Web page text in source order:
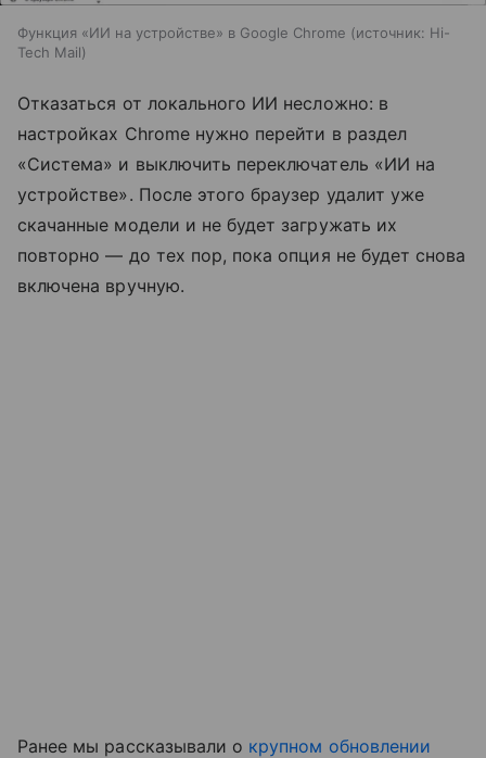
Функция «ИИ на устройстве» в Google Chrome источник: Hi-
Tech Mail
Отказаться от локального ИИ несложно: в
настройках Chrome нужно перейти в раздел
«Система» и выключить переключатель «ИИ на
устройстве». После этого браузер удалит уже
скачанные модели и не будет загружать их
повторно — до тех пор, пока опция не будет снова
включена вручную.
Ранее мы рассказывали о крупном обновлении